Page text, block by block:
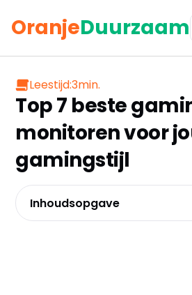
OranjeDuurzaam
Leestijd:3min.
Top 7 beste
monitoren voor
gamingstijl
Inhoudsopgave